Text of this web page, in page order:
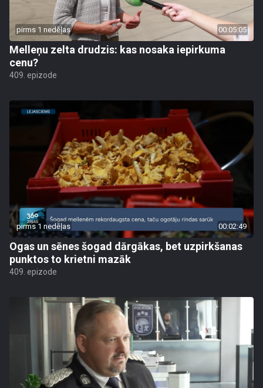
pirms 1 nedēļas 00:05:05
Melleņu zelta drudzis: kas nosaka iepirkuma
cenu?
409. epizode
pirms 1 nedēļas 00:02:49
Ogas un sēnes šogad dārgākas, bet uzpirkšanas
punktos to krietni mazāk
409. epizode